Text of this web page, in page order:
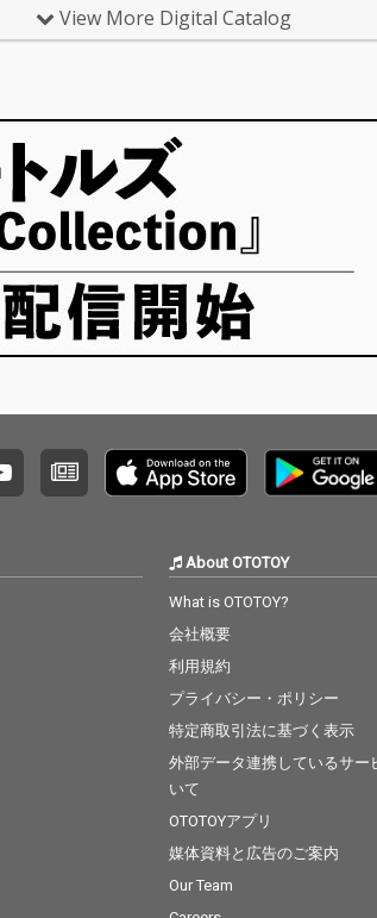
View More Digital Catalog
About OTOTOY
What is OTOTOY?
会社概要
利用規約
プライバシー・ポリシー
特定商取引法に基づく表示
外部データ連携しているサー
いて
OTOTOYアプリ
媒体資料と広告のご案内
Our Team